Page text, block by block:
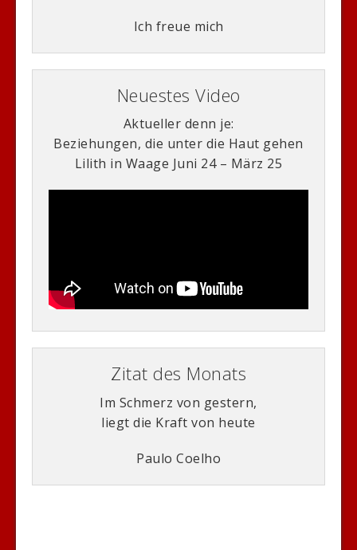
Ich freue mich
Neuestes Video
Aktueller denn je:
Beziehungen, die unter die Haut gehen
Lilith in Waage Juni 24 – März 25
Zitat des Monats
Im Schmerz von gestern,
liegt die Kraft von heute
Paulo Coelho